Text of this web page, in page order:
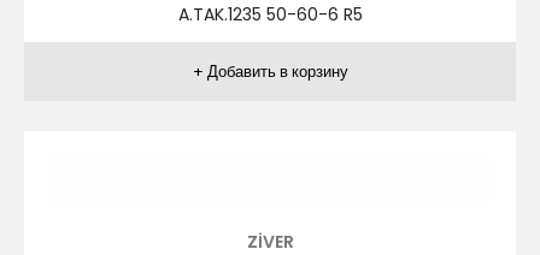
ZR.TAK.1031 48-58 R3
ZİVER